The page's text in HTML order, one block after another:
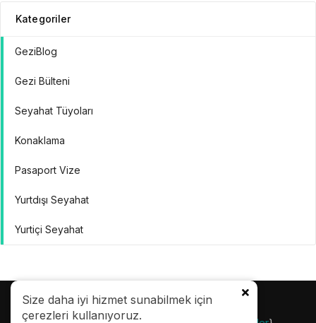
Size daha iyi hizmet sunabilmek için
çerezleri kullanıyoruz.
Kategoriler
GeziBlog
Gezi Bülteni
Seyahat Tüyoları
Konaklama
Pasaport Vize
Yurtdışı Seyahat
Yurtiçi Seyahat